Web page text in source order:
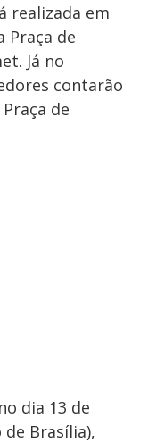
realizada em
de
Já no
contarão
de
dia 13 de
Brasília),